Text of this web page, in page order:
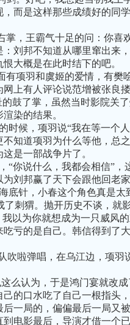
而是这样那些成绩好的同
，王霸气十足的问：你
刘邦不知道从哪里窜出来
大概是在此时结下的吧。
项羽和虞姬的爱情，有樊
上有人评论说范增被张良
鼓了掌，虽然当时影院关
染的结果。
，项羽说“我在等一个人
知道项羽为什么等他，总
是一部战争片了。
说什么，我都会相信”，
刘邦赢了天下会跟他回老
底针，小春这个角色真是太
猬。抛开历史不谈，就影
以为你就想成为一只威风
亏的是自己。韩信得到了
啦弹唱，在乌江边，项羽
认为，于是鸿门宴就改成
的口水吃了自己一根指头
一局的，偏偏最后一局又
电影最后，导演才借一个